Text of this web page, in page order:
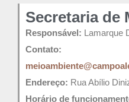
Secretaria de
Responsável: Lamarque
Contato:
Endereço: Rua Abílio
Horário de